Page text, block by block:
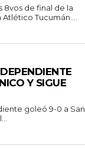
8vos de final de la
Tucumán....
Y SIGUE
goleó 9-0 a San